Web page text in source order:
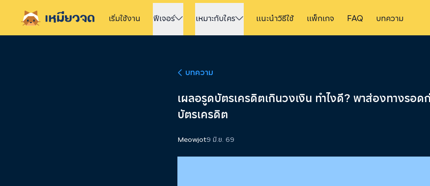
เริ่มใช้งาน ฟีเจอร์ เหมาะกับใคร แนะนำวิธีใช้ แพ็กเกจ FAQ บทความ
บทความ
เผลอรูดบัตรเครดิตเกินวงเงิน ทำไงดี? พาส่องทางรอด
บัตรเครดิต
Meowjot9 มิ.ย. 69